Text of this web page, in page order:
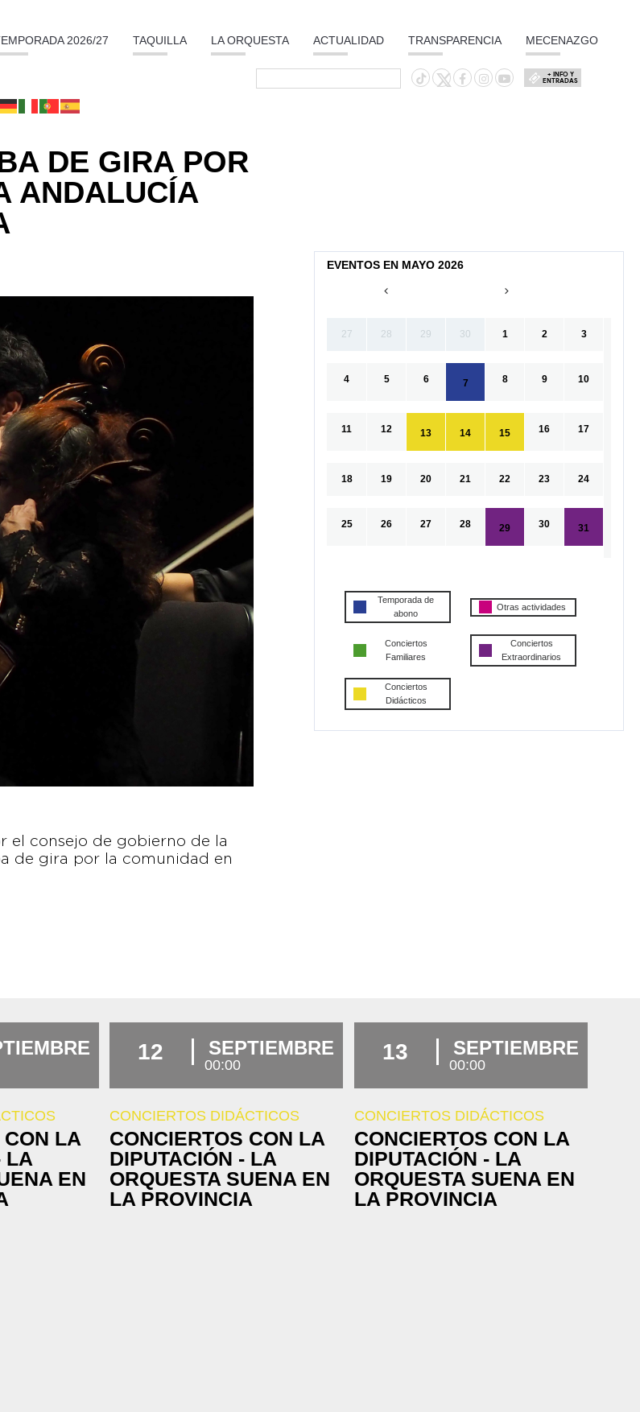
2026/27 TAQUILLA LA ORQUESTA ACTUALIDAD TRANSPARENCIA MECENAZGO
+ INFO Y
ENTRADAS
DE GIRA POR
ANDALUCÍA
el consejo de gobierno de la
de gira por la comunidad en
EVENTOS EN MAYO 2026
27 28 29 30 1 2 3
4 5 6 7 8 9 10
11 12 13 14 15 16 17
18 19 20 21 22 23 24
25 26 27 28 29 30 31
Temporada de
abono
Otras actividades
Conciertos
Familiares
Conciertos
Extraordinarios
Conciertos
Didácticos
CON LA
LA
EN
12 SEPTIEMBRE
00:00
CONCIERTOS DIDÁCTICOS
CONCIERTOS CON LA
DIPUTACIÓN - LA
ORQUESTA SUENA EN
LA PROVINCIA
13 SEPTIEMBRE
00:00
CONCIERTOS DIDÁCTICOS
CONCIERTOS CON LA
DIPUTACIÓN - LA
ORQUESTA SUENA EN
LA PROVINCIA